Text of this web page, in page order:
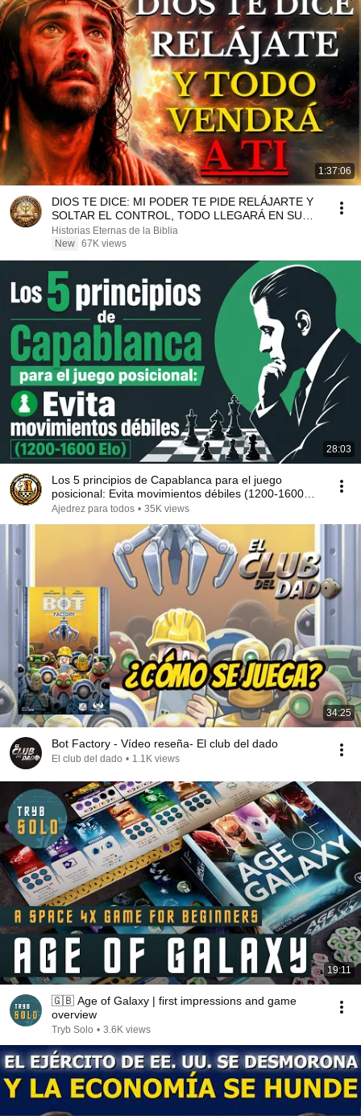
1:37:06
DIOS TE DICE: MI PODER TE PIDE RELÁJARTE Y
SOLTAR EL CONTROL, TODO LLEGARÁ EN SU
MOMENTO PERFECTO
Historias Eternas de la Biblia
New 67K views
28:03
Los 5 principios de Capablanca para el juego
posicional: Evita movimientos débiles (1200-1600
Elo)
Ajedrez para todos • 35K views
34:25
Bot Factory - Vídeo reseña- El club del dado
El club del dado • 1.1K views
19:11
🇬🇧 Age of Galaxy | first impressions and game
overview
Tryb Solo • 3.6K views